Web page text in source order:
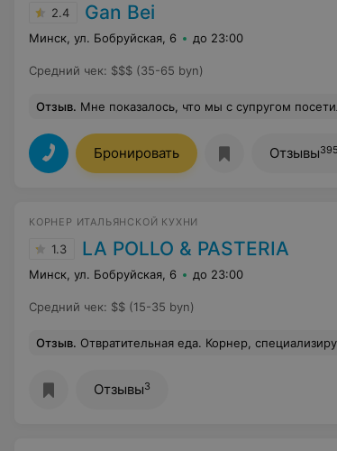
2.4 Gan Bei
Минск, ул. Бобруйская, 6 до 23:00
Средний чек: $$$ (35-65 byn)
Отзыв. Мне показалось, что мы с супругом посетили забегаловку на рынке, а не в РЕСТОРАН Азиатской кухни. Надменный взгляд официантов, неопытность, очень низкий сервис обслуживания. В данном ресторане невозможно было кушать от кол-ва в порции перца, сухости говядины (ее не проживать). Приготовлено отвратительно. Работа
Бронировать Отзывы395
КОРНЕР ИТАЛЬЯНСКОЙ КУХНИ
1.3 LA POLLO & PASTERIA
Минск, ул. Бобруйская, 6 до 23:00
Средний чек: $$ (15-35 byn)
Отзыв. Отвратительная еда. Корнер, специализирующийся на пасте, - с переваренными в кашу макаронами,время ожидания-25-30 минут,из приборов вам выдадут только вилку тщательно протерев
Отзывы3